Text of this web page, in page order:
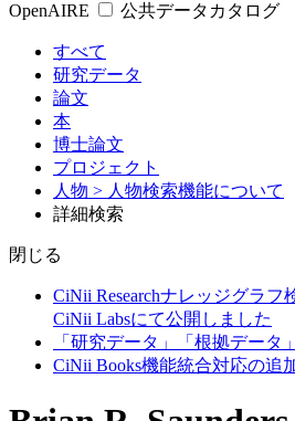
OpenAIRE
公共データカタログ
すべて
研究データ
論文
本
博士論文
プロジェクト
人物 > 人物検索機能について
詳細検索
閉じる
CiNii Researchナレッジグラフ
CiNii Labsにて公開しました
「研究データ」「根拠データ
CiNii Books機能統合対応の追